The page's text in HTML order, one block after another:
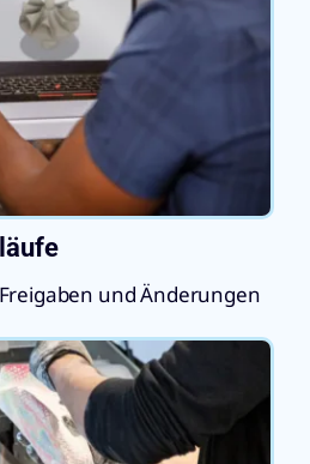
und Änderungen